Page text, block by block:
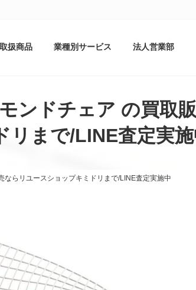
取扱商品 業種別サービス 法人営業部
ンドチェア の買取
リまで/LINE査定実施
らリユースショップキミドリまで/LINE査定実施中